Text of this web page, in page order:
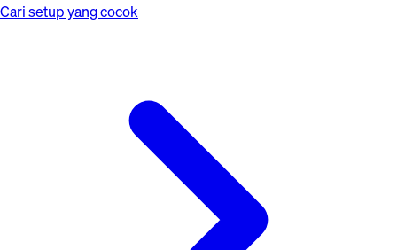
Cari setup yang cocok